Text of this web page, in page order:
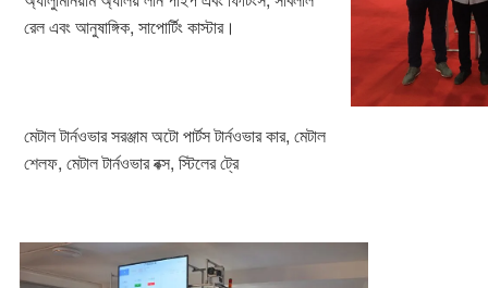
রেল এবং আনুষাঙ্গিক, সাপোর্টিং কাস্টার।
মেটাল টার্নওভার সরঞ্জাম অটো পার্টস টার্নওভার কার, মেটাল
শেলফ, মেটাল টার্নওভার বক্স, স্টিলের ট্রে